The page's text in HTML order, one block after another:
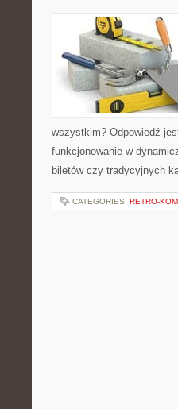
wszystkim? Odpowiedź
funkcjonowanie w
biletów czy tradycyjnych
CATEGORIES: RETRO-